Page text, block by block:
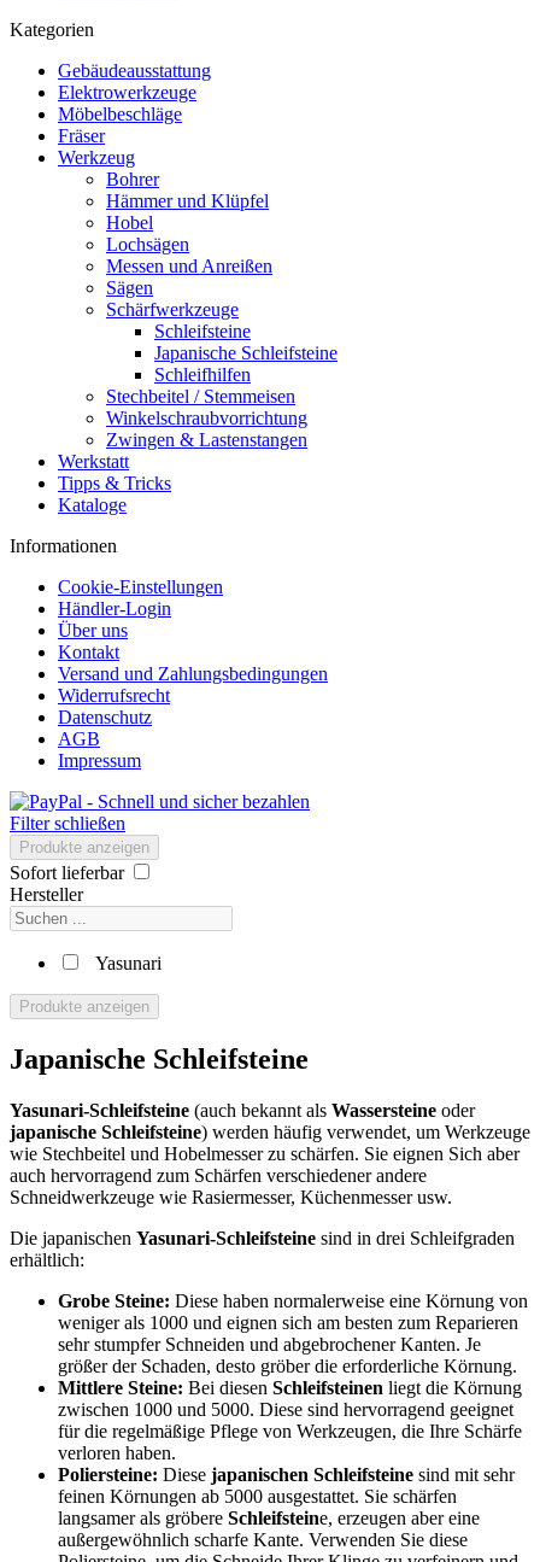
Kategorien
Gebäudeausstattung
Elektrowerkzeuge
Möbelbeschläge
Fräser
Werkzeug
Bohrer
Hämmer und Klüpfel
Hobel
Lochsägen
Messen und Anreißen
Sägen
Schärfwerkzeuge
Schleifsteine
Japanische Schleifsteine
Schleifhilfen
Stechbeitel / Stemmeisen
Winkelschraubvorrichtung
Zwingen & Lastenstangen
Werkstatt
Tipps & Tricks
Kataloge
Informationen
Cookie-Einstellungen
Händler-Login
Über uns
Kontakt
Versand und Zahlungsbedingungen
Widerrufsrecht
Datenschutz
AGB
Impressum
Filter schließen
Produkte anzeigen
Sofort lieferbar
Hersteller
Yasunari
Produkte anzeigen
Japanische Schleifsteine
Yasunari-Schleifsteine (auch bekannt als Wassersteine oder
japanische Schleifsteine) werden häufig verwendet, um Werkzeuge
wie Stechbeitel und Hobelmesser zu schärfen. Sie eignen Sich aber
auch hervorragend zum Schärfen verschiedener andere
Schneidwerkzeuge wie Rasiermesser, Küchenmesser usw.
Die japanischen Yasunari-Schleifsteine sind in drei Schleifgraden
erhältlich:
Grobe Steine: Diese haben normalerweise eine Körnung von
weniger als 1000 und eignen sich am besten zum Reparieren
sehr stumpfer Schneiden und abgebrochener Kanten. Je
größer der Schaden, desto gröber die erforderliche Körnung.
Mittlere Steine: Bei diesen Schleifsteinen liegt die Körnung
zwischen 1000 und 5000. Diese sind hervorragend geeignet
für die regelmäßige Pflege von Werkzeugen, die Ihre Schärfe
verloren haben.
Poliersteine: Diese japanischen Schleifsteine sind mit sehr
feinen Körnungen ab 5000 ausgestattet. Sie schärfen
langsamer als gröbere Schleifsteine, erzeugen aber eine
außergewöhnlich scharfe Kante. Verwenden Sie diese